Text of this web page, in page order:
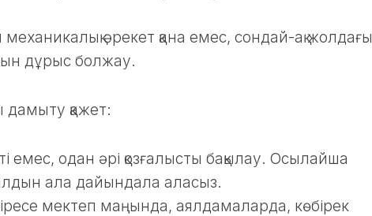
механикалық әрекет қана емес, сондай-ақ жолдағы
дұрыс болжау.
қажет:
емес, одан әрі қозғалысты бақылау. Осылайша
ала дайындала аласыз.
мектеп маңында, аялдамаларда, көбірек